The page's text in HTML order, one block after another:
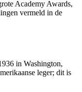
Academy Awards,
vermeld in de
in Washington,
leger; dit is